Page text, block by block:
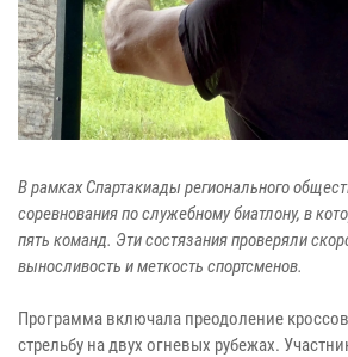
В рамках Спартакиады регионального
соревнования по служебному биатлону, в
пять команд. Эти состязания проверяли
выносливость и меткость спортсменов.
Программа включала преодоление
стрельбу на двух огневых рубежах.